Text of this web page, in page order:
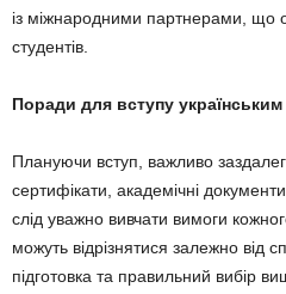
із міжнародними партнерами, що
студентів.
Поради для вступу українським
Плануючи вступ, важливо
сертифікати, академічні
слід уважно вивчати вимоги
можуть відрізнятися залежно від
підготовка та правильний вибір